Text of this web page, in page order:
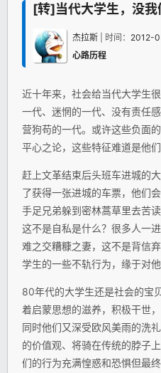
[转]当代大学生，没
杰拉斯 | 时间： 2012-
心路历程
近十年来，社会给当代大学生
一代、迷惘的一代、没有责任
营狗苟的一代。或许这些负面
平心之论，这些特征难道是他们
赶上文革结束后头班车进城的
了获得一张进城的车票，他们
手足兄弟躲到密林蒿草里去苦
这不是自私是什么？很多人一
难之交糟糠之妻，这不是背信
学生的一些不轨行为，缘于对
80年代的大学生还是社会的宝
着启蒙思想的滋养，积极干世
同时他们又深受欧风美雨的洗
的价值观、将骑在传统的脖子
们的行为充满惶惑和恐惧但最